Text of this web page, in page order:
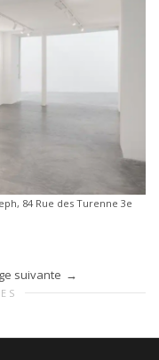
84 Rue des Turenne 3e
suivante